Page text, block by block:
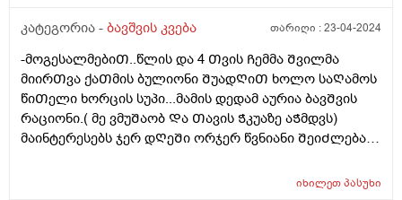
კატეგორია - ბავშვის კვება თარიღი :23-04-2024
-მოგესალმებიᲗ..წლის და 4 Თვის Ჩემმა Შვილმა
მიირᲗვა ქაᲗმის ბულიონი ᲨუადᲦიᲗ ხოლო საᲦამოს
წიᲗელი ხორცის სუპი...მამის დედამ აურია ბავᲨვის
რაციონი.( მე ვმუᲨაობ Და Თავის Ჭკუაზე აᲭმდვს)
მაინტერესებს ჯერ დᲦეᲨი ორჯერ წვნიანი ᲨეიᲫლება?
ერᲗ დᲦეს არ ვნებს? Ღამე ვნახე მუცელზე წიᲗლად
იხილეთპასუხი